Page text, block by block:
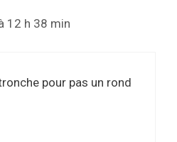
12 h 38 min
pour pas un rond